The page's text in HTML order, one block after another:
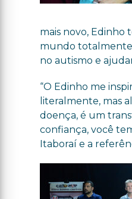
mais novo, Edinho
mundo totalmente
no autismo e
“O Edinho me
literalmente, mas
doença, é um
confiança, você
Itaboraí e a